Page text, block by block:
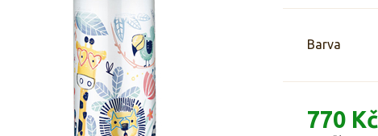
Barva
770 Kč